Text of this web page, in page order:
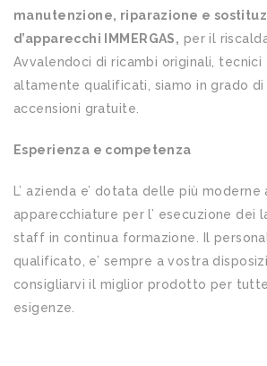
manutenzione, riparazione e
d’apparecchi IMMERGAS, per il
Avvalendoci di ricambi originali,
altamente qualificati, siamo in grado
accensioni gratuite.
Esperienza e competenza
L’ azienda e’ dotata delle più
apparecchiature per l’ esecuzione dei
staff in continua formazione. Il
qualificato, e’ sempre a vostra
consigliarvi il miglior prodotto per
esigenze.